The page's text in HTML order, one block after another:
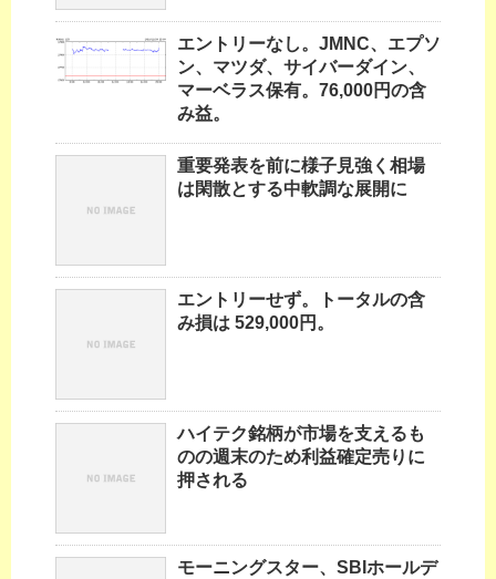
エントリーなし。JMNC、エプソ
ン、マツダ、サイバーダイン、
マーベラス保有。76,000円の含
み益。
重要発表を前に様子見強く相場
は閑散とする中軟調な展開に
エントリーせず。トータルの含
み損は 529,000円。
ハイテク銘柄が市場を支えるも
のの週末のため利益確定売りに
押される
モーニングスター、SBIホールデ